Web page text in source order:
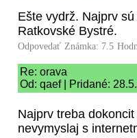
Ešte vydrž. Najprv
Ratkovské Bystré.
Odpovedať Známka: 7.5
Re: orava
Od: qaef | Pridané:
Najprv treba
nevymyslaj s